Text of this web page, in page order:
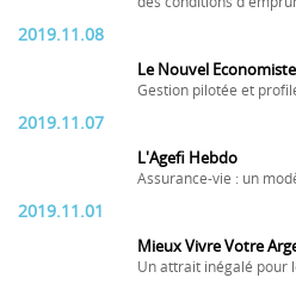
2019.11.08
Le Nouvel Economiste
Gestion pilotée et
2019.11.07
L'Agefi Hebdo
Assurance-vie : un
2019.11.01
Mieux Vivre Votre
Un attrait inégalé pour